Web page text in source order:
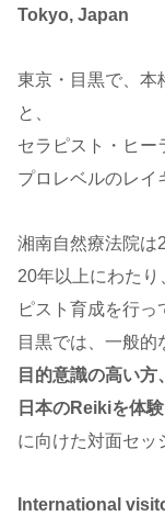
Tokyo, Japan
東京・目黒で、本
と、
セラピスト・ヒー
プロレベルのレイ
湘南自然療法院は
20年以上にわた
ピスト育成を行っ
目黒では、一般的
目的意識の高い
日本のReikiを体
に向けた対面セッ
International